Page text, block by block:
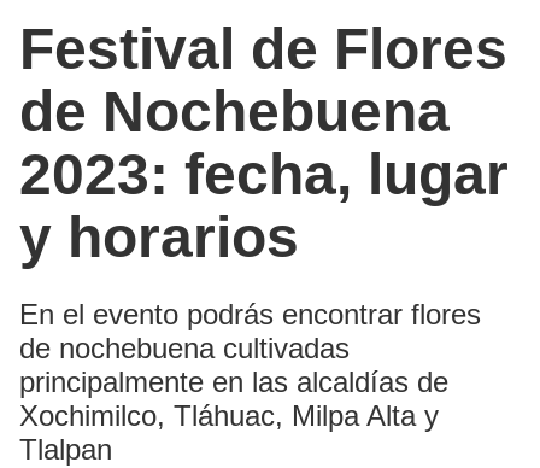
Festival de Flores
de Nochebuena
2023: fecha, lugar
y horarios
En el evento podrás encontrar flores
de nochebuena cultivadas
principalmente en las alcaldías de
Xochimilco, Tláhuac, Milpa Alta y
Tlalpan